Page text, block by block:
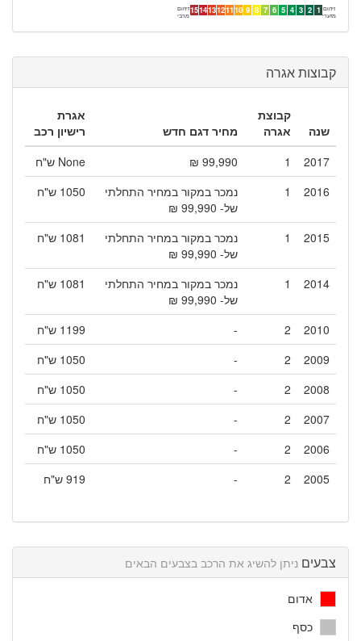
זיהום
מזערי 1
2
3
4
5
6
7
8
9
10
11
12
13
14
15זיהום
מרבי
קבוצות אגרה
שנה
קבוצת
אגרה
מחיר דגם חדש
אגרת
רישיון רכב
2017
1
99,990 ₪
None ש"ח
2016
1
נמכר במקור במחיר התחלתי
של- 99,990 ₪
1050 ש"ח
2015
1
נמכר במקור במחיר התחלתי
של- 99,990 ₪
1081 ש"ח
2014
1
נמכר במקור במחיר התחלתי
של- 99,990 ₪
1081 ש"ח
2010
2
-
1199 ש"ח
2009
2
-
1050 ש"ח
2008
2
-
1050 ש"ח
2007
2
-
1050 ש"ח
2006
2
-
1050 ש"ח
2005
2
- 919 ש"ח
צבעים ניתן להשיג את הרכב בצבעים הבאים
אדום
כסף